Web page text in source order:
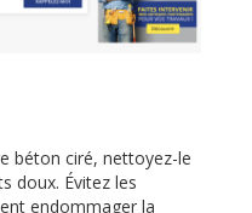
béton ciré, nettoyez-le
doux. Évitez les
endommager la